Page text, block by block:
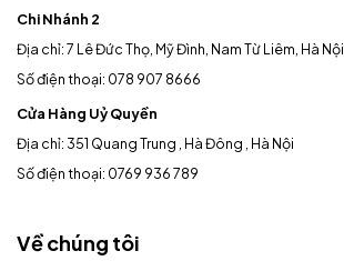
Chi Nhánh 2
Địa chỉ: 7 Lê Đức Thọ, Mỹ Đình, Nam Từ Liêm, Hà Nội
Số điện thoại: 078 907 8666
Cửa Hàng Uỷ Quyền
Địa chỉ: 351 Quang Trung , Hà Đông , Hà Nội
Số điện thoại: 0769 936 789
Về chúng tôi